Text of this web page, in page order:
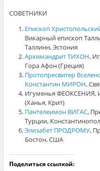
СОВЕТНИКИ
Епископ
Викарный епископ
Таллинн, Эстония
Архимандрит ТИХОН,
Гора Афон (Греция)
Протопресвитер
Константин МИРОН,
Игуменья ФЕОКСЕНИЯ,
(Ханья, Крит)
Пантелеимон ВИГАС,
Турции,
Элизабет ПРОДРОМУ,
Бостон, США
Поделиться ссылкой: